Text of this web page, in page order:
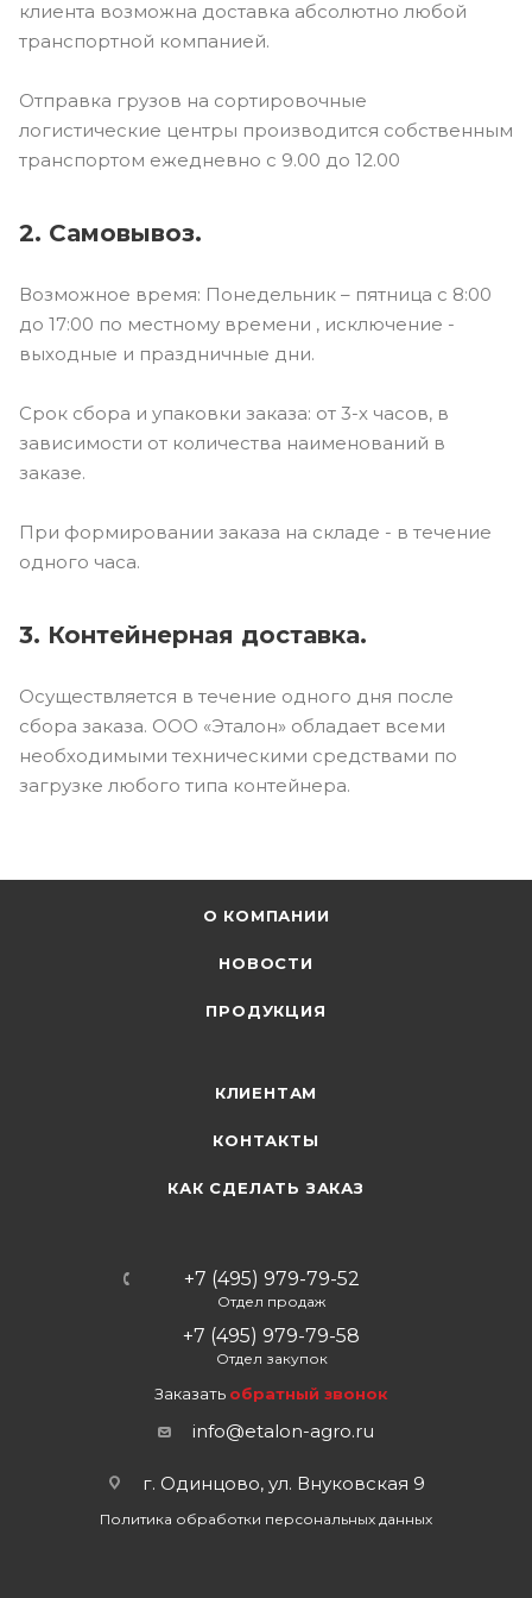
клиента возможна доставка абсолютно любой
транспортной компанией.
Отправка грузов на сортировочные
логистические центры производится собственным
транспортом ежедневно с 9.00 до 12.00
2. Самовывоз.
Возможное время: Понедельник – пятница с 8:00
до 17:00 по местному времени , исключение -
выходные и праздничные дни.
Срок сбора и упаковки заказа: от 3-х часов, в
зависимости от количества наименований в
заказе.
При формировании заказа на складе - в течение
одного часа.
3. Контейнерная доставка.
Осуществляется в течение одного дня после
сбора заказа. ООО «Эталон» обладает всеми
необходимыми техническими средствами по
загрузке любого типа контейнера.
О КОМПАНИИ
НОВОСТИ
ПРОДУКЦИЯ
КЛИЕНТАМ
КОНТАКТЫ
КАК СДЕЛАТЬ ЗАКАЗ
+7 (495) 979-79-52
Отдел продаж
+7 (495) 979-79-58
Отдел закупок
Заказать обратный звонок
info@etalon-agro.ru
г. Одинцово, ул. Внуковская 9
Политика обработки персональных данных